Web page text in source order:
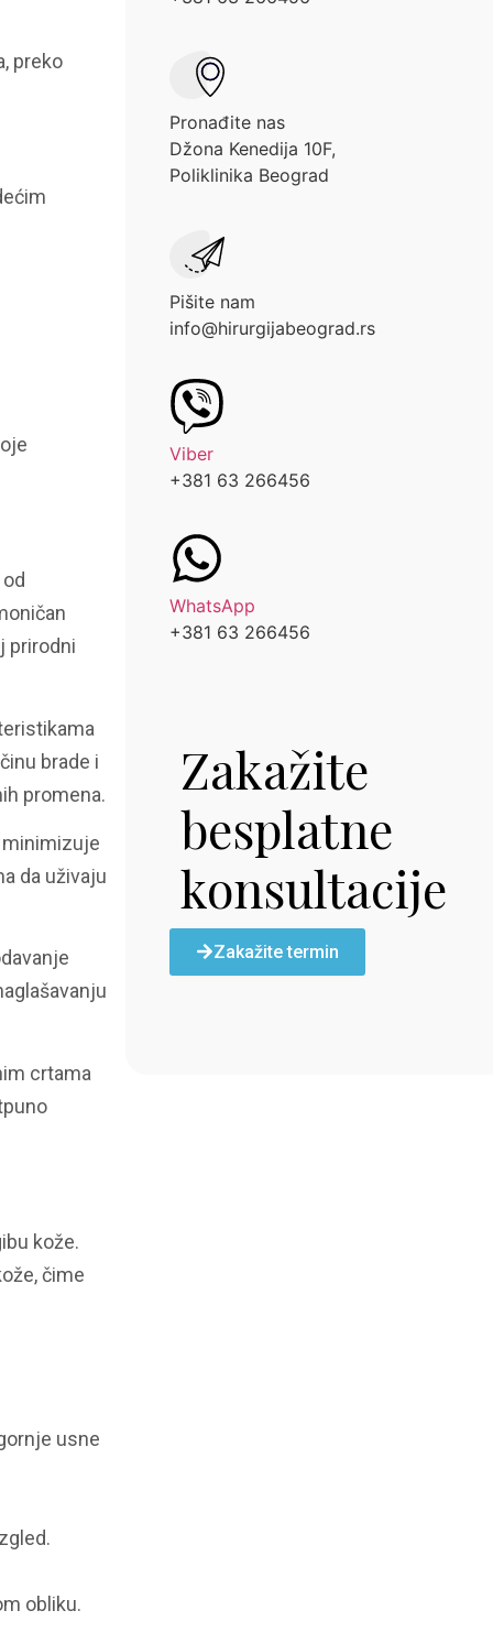
preko
prirodni
brade i
promena.
minimizuje
da uživaju
crtama
kože.
čime
usne
obliku.
Pronađite nas
Džona Kenedija 10F,
Poliklinika Beograd
Pišite nam
info@hirurgijabeograd.rs
Viber
+381 63 266456
WhatsApp
+381 63 266456
Zakažite
besplatne
konsultacije
Zakažite termin